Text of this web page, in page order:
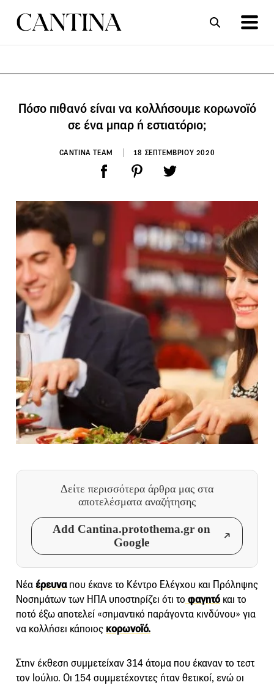
Πόσο πιθανό είναι να κολλήσουμε κορωνοϊό
σε ένα μπαρ ή εστιατόριο;
CANTINA TEAM 18 ΣΕΠΤΕΜΒΡΙΟΥ 2020
Δείτε περισσότερα άρθρα μας στα
αποτελέσματα αναζήτησης
Add Cantina.protothema.gr on
Google
Νέαέρευναπου έκανε το Κέντρο Ελέγχου και Πρόληψης
Νοσημάτων των ΗΠΑ υποστηρίζει ότι το φαγητό και το
ποτό έξω αποτελεί «σημαντικό παράγοντα κινδύνου» για
να κολλήσει κάποιος κορωνοϊό.
Στην έκθεση συμμετείχαν 314 άτομα που έκαναν το τεστ
τον Ιούλιο. Οι 154 συμμετέχοντες ήταν θετικοί, ενώ οι